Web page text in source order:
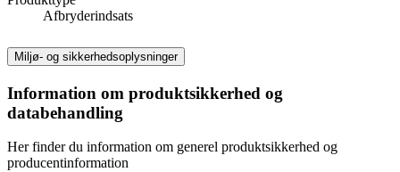
Afbryderindsats
Miljø- og sikkerhedsoplysninger
Information om produktsikkerhed og
databehandling
Her finder du information om generel produktsikkerhed og
producentinformation